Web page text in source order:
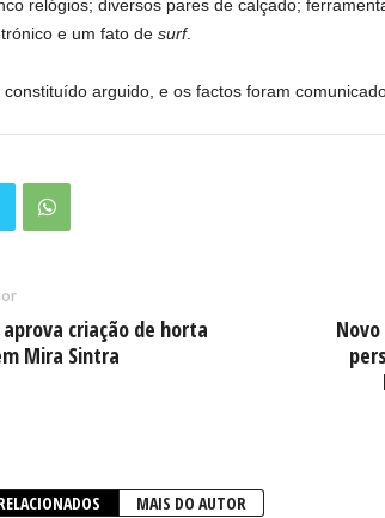
relógios; diversos pares de calçado;
e um fato de surf.
arguido, e os factos foram
criação de horta
Mira Sintra
MAIS DO AUTOR